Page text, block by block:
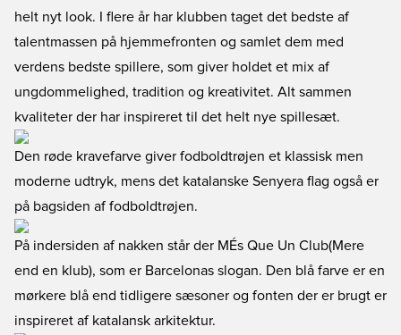
helt nyt look. I flere år har klubben taget det bedste af
talentmassen på hjemmefronten og samlet dem med
verdens bedste spillere, som giver holdet et mix af
ungdommelighed, tradition og kreativitet. Alt sammen
kvaliteter der har inspireret til det helt nye spillesæt.
Den røde kravefarve giver fodboldtrøjen et klassisk men
moderne udtryk, mens det katalanske Senyera flag også er
på bagsiden af fodboldtrøjen.
På indersiden af nakken står der MÉs Que Un Club(Mere
end en klub), som er Barcelonas slogan. Den blå farve er en
mørkere blå end tidligere sæsoner og fonten der er brugt er
inspireret af katalansk arkitektur.